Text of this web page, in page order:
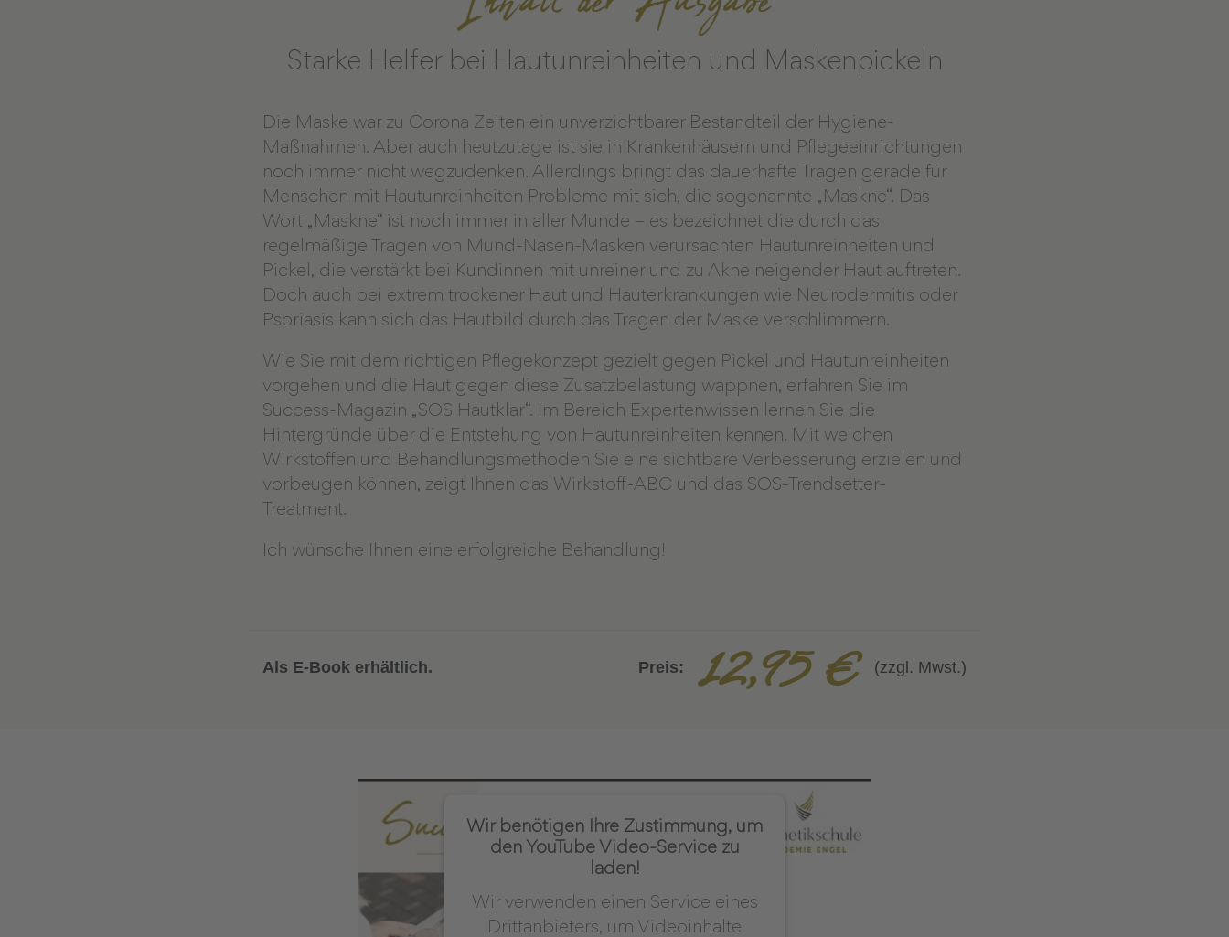
Starke Helfer bei Hautunreinheiten und Maskenpickeln
Die Maske war zu Corona Zeiten ein unverzichtbarer Bestandteil der Hygiene-
Maßnahmen. Aber auch heutzutage ist sie in Krankenhäusern und Pflegeeinrichtungen
noch immer nicht wegzudenken. Allerdings bringt das dauerhafte Tragen gerade für
Menschen mit Hautunreinheiten Probleme mit sich, die sogenannte „Maskne“. Das
Wort „Maskne“ ist noch immer in aller Munde – es bezeichnet die durch das
regelmäßige Tragen von Mund-Nasen-Masken verursachten Hautunreinheiten und
Pickel, die verstärkt bei Kundinnen mit unreiner und zu Akne neigender Haut auftreten.
Doch auch bei extrem trockener Haut und Hauterkrankungen wie Neurodermitis oder
Psoriasis kann sich das Hautbild durch das Tragen der Maske verschlimmern.
Wie Sie mit dem richtigen Pflegekonzept gezielt gegen Pickel und Hautunreinheiten
vorgehen und die Haut gegen diese Zusatzbelastung wappnen, erfahren Sie im
Success-Magazin „SOS Hautklar“. Im Bereich Expertenwissen lernen Sie die
Hintergründe über die Entstehung von Hautunreinheiten kennen. Mit welchen
Wirkstoffen und Behandlungsmethoden Sie eine sichtbare Verbesserung erzielen und
vorbeugen können, zeigt Ihnen das Wirkstoff-ABC und das SOS-Trendsetter-
Treatment.
Ich wünsche Ihnen eine erfolgreiche Behandlung!
Als E-Book erhältlich. Preis: 12,95 € (zzgl. Mwst.)
Wir benötigen Ihre Zustimmung, um
den YouTube Video-Service zu
laden!
Wir verwenden einen Service eines
Drittanbieters, um Videoinhalte